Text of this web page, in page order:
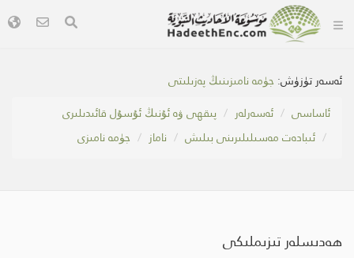
ئەسەر تۈزۈش: جۈمە نامىزىنىڭ پەزىلىتى
ئاساسى
ئەسەرلەر
پىقھى ۋە ئۇنىڭ ئۇسۇل قائىدىلىرى
ئىبادەت مەسىلىلىرىنى بىلىش
ناماز جۈمە نامىزى
ھەدىسلەر تىزىملىكى